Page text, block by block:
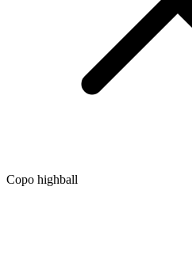
Copo highball